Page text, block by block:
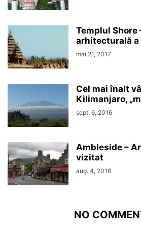
Templul Shore
arhitecturală a
mai 21, 2017
Cel mai înalt
Kilimanjaro,
sept. 6, 2016
Ambleside –
vizitat
aug. 4, 2016
NO